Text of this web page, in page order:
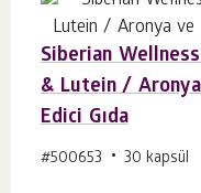
Siberian
& Lutein /
Edici Gıda
#500653 30 kapsül